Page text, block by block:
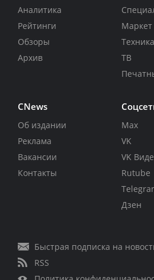
Аналитика
Рейтинги
Обзоры
Архив
Маркет
Техника
ТВ
CNews
Об издании
Реклама
Вакансии
Контакты
Max
VK
VK
Rutube
Дзен
Быстрая подписка на
RSS